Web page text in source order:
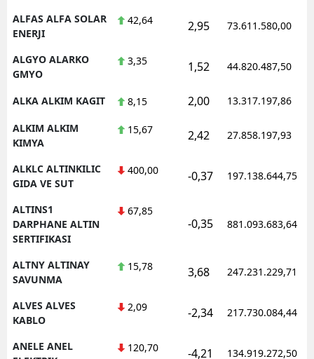
ALFAS ALFA SOLAR
ENERJI
42,64 2,95 73.611.580,00
ALGYO ALARKO
GMYO
3,35 1,52 44.820.487,50
ALKA ALKIM KAGIT 8,15 2,00 13.317.197,86
ALKIM ALKIM
KIMYA
15,67 2,42 27.858.197,93
ALKLC ALTINKILIC
GIDA VE SUT
400,00 -0,37 197.138.644,75
ALTINS1
DARPHANE ALTIN
SERTIFIKASI
67,85
-0,35 881.093.683,64
ALTNY ALTINAY
SAVUNMA
15,78 3,68 247.231.229,71
ALVES ALVES
KABLO
2,09 -2,34 217.730.084,44
ANELE ANEL
120,70 -4,21 134.919.272,50